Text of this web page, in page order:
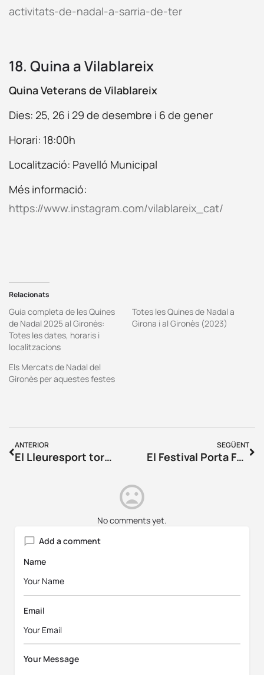
activitats-de-nadal-a-sarria-de-ter
18. Quina a Vilablareix
Quina Veterans de Vilablareix
Dies: 25, 26 i 29 de desembre i 6 de gener
Horari: 18:00h
Localització: Pavelló Municipal
Més informació:
https://www.instagram.com/vilablareix_cat/
Relacionats
Guia completa de les Quines
de Nadal 2025 al Gironès:
Totes les dates, horaris i
localitzacions
Totes les Quines de Nadal a
Girona i al Gironès (2023)
Els Mercats de Nadal del
Gironès per aquestes festes
ANTERIOR
El Lleuresport torna al GEiEG per Nadal amb una edició molt especial
SEGÜENT
El Festival Porta Ferrada 2025 revela els primers artistes confirmats amb un cartell espectacular
No comments yet.
Add a comment
Name
Email
Your Message